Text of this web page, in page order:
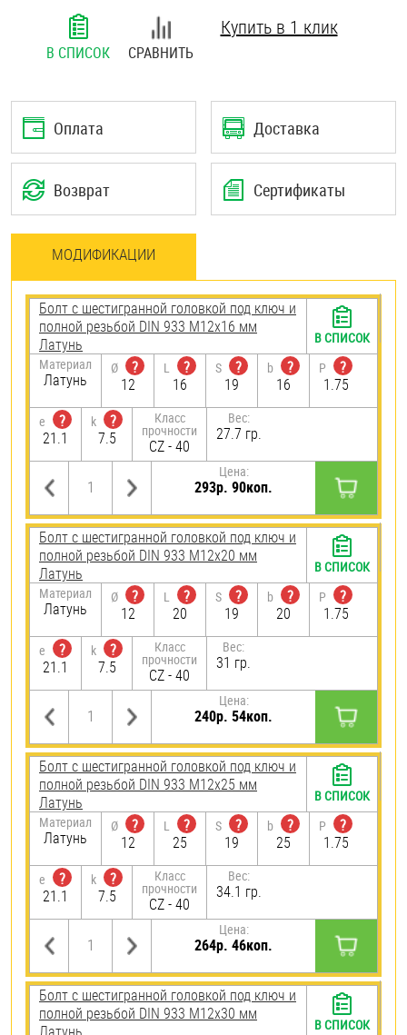
В СПИСОК СРАВНИТЬ
Купить в 1 клик
Оплата Доставка
Возврат Сертификаты
МОДИФИКАЦИИ
Болт с шестигранной головкой под ключ и
полной резьбой DIN 933 М12х16 мм
Латунь
Материал
Латунь
Ø
?
12
L
?
16
S
?
19
b
?
16
P
?
1.75
e
?
21.1
k
?
7.5
Класс
прочности
CZ - 40
Вес:
27.7 гр.
Цена:
293р. 90коп.
В СПИСОК
Болт с шестигранной головкой под ключ и
полной резьбой DIN 933 М12х20 мм
Латунь
Материал
Латунь
Ø
?
12
L
?
20
S
?
19
b
?
20
P
?
1.75
e
?
21.1
k
?
7.5
Класс
прочности
CZ - 40
Вес:
31 гр.
Цена:
240р. 54коп.
В СПИСОК
Болт с шестигранной головкой под ключ и
полной резьбой DIN 933 М12х25 мм
Латунь
Материал
Латунь
Ø
?
12
L
?
25
S
?
19
b
?
25
P
?
1.75
e
?
21.1
k
?
7.5
Класс
прочности
CZ - 40
Вес:
34.1 гр.
Цена:
264р. 46коп.
В СПИСОК
Болт с шестигранной головкой под ключ и
полной резьбой DIN 933 М12х30 мм
В СПИСОК